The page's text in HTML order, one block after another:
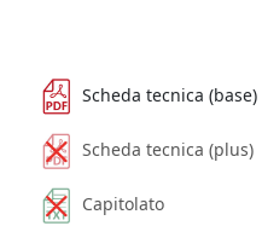
Scheda tecnica (base)
Scheda tecnica (plus)
Capitolato